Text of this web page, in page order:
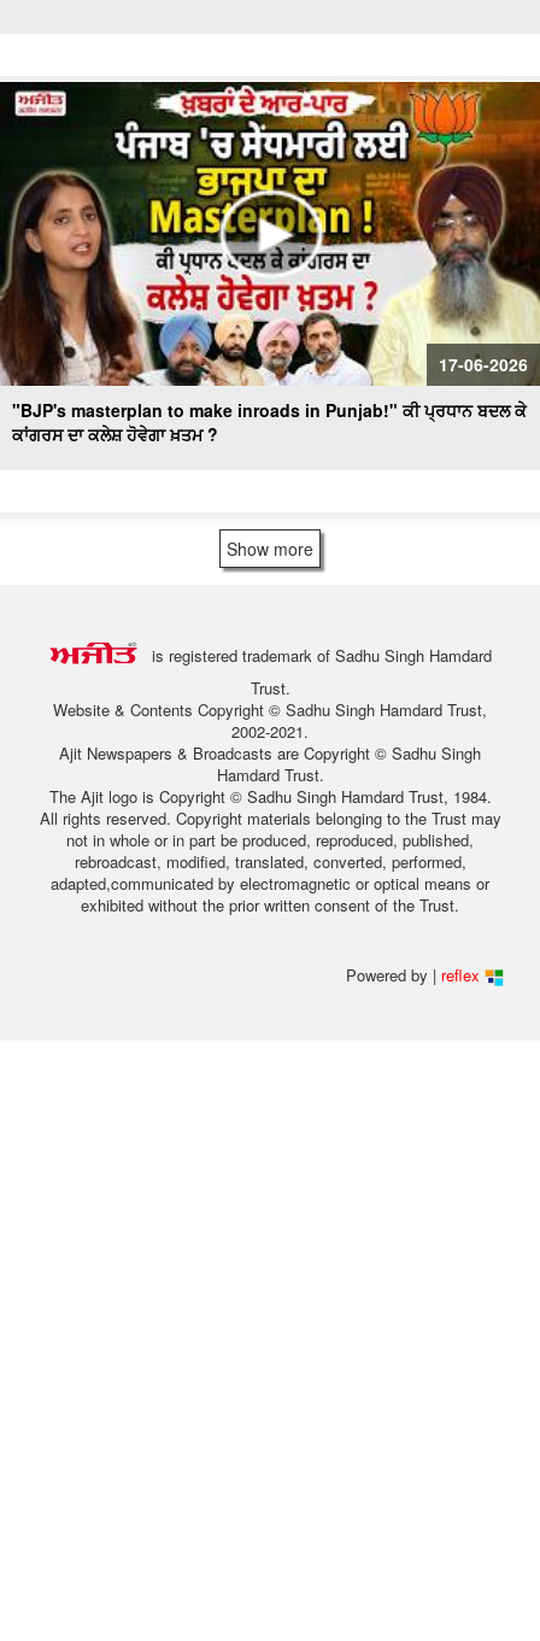
17-06-2026
"BJP's masterplan to make inroads in Punjab!" ਕੀ ਪ੍ਰਧਾਨ ਬਦਲ ਕੇ
ਕਾਂਗਰਸ ਦਾ ਕਲੇਸ਼ ਹੋਵੇਗਾ ਖ਼ਤਮ ?
Show more
is registered trademark of Sadhu Singh Hamdard
Trust.
Website & Contents Copyright © Sadhu Singh Hamdard Trust,
2002-2021.
Ajit Newspapers & Broadcasts are Copyright © Sadhu Singh
Hamdard Trust.
The Ajit logo is Copyright © Sadhu Singh Hamdard Trust, 1984.
All rights reserved. Copyright materials belonging to the Trust may
not in whole or in part be produced, reproduced, published,
rebroadcast, modified, translated, converted, performed,
adapted,communicated by electromagnetic or optical means or
exhibited without the prior written consent of the Trust.
Powered by | reflex